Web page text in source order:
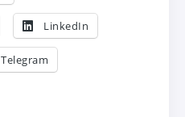
LinkedIn
Telegram